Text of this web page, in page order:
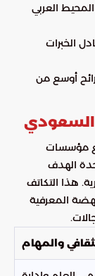
العربي
الخبرات
أوسع من
السعودي
مؤسسات
الهدف
هذا التكاتف
المعرفية
والمهام